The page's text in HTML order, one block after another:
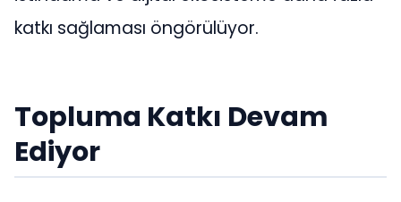
katkı sağlaması öngörülüyor.
Topluma Katkı Devam
Ediyor